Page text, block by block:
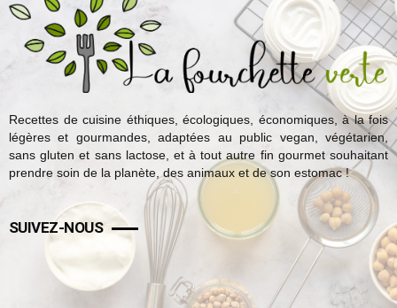
Recettes de cuisine éthiques, écologiques, économiques, à la fois
légères et gourmandes, adaptées au public vegan, végétarien,
sans gluten et sans lactose, et à tout autre fin gourmet souhaitant
prendre soin de la planète, des animaux et de son estomac !
SUIVEZ-NOUS